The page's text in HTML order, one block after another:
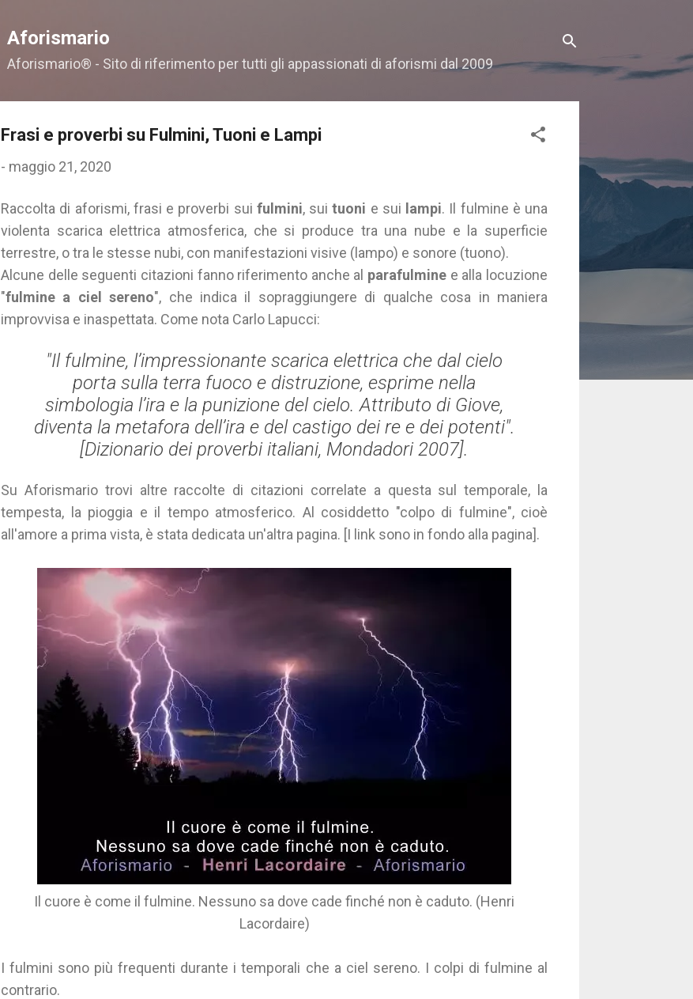
Aforismario
Aforismario® - Sito di riferimento per tutti gli appassionati di aforismi dal 2009
Frasi e proverbi su Fulmini, Tuoni e Lampi
- maggio 21, 2020
Raccolta di aforismi, frasi e proverbi sui fulmini, suituoni e sui lampi. Il fulmine è una
violenta scarica elettrica atmosferica, che si produce tra una nube e la superficie
terrestre, o tra le stesse nubi, con manifestazioni visive (lampo) e sonore (tuono).
Alcune delle seguenti citazioni fanno riferimento anche al parafulmine e alla locuzione
"fulmine a ciel sereno", che indica il sopraggiungere di qualche cosa in maniera
improvvisa e inaspettata. Come nota Carlo Lapucci:
"Il fulmine, l’impressionante scarica elettrica che dal cielo
porta sulla terra fuoco e distruzione, esprime nella
simbologia l’ira e la punizione del cielo. Attributo di Giove,
diventa la metafora dell’ira e del castigo dei re e dei potenti".
[Dizionario dei proverbi italiani, Mondadori 2007].
Su Aforismario trovi altre raccolte di citazioni correlate a questa sul temporale, la
tempesta, la pioggia e il tempo atmosferico. Al cosiddetto "colpo di fulmine", cioè
all'amore a prima vista, è stata dedicata un'altra pagina. [I link sono in fondo alla pagina].
Il cuore è come il fulmine. Nessuno sa dove cade finché non è caduto. (Henri
Lacordaire)
I fulmini sono più frequenti durante i temporali che a ciel sereno. I colpi di fulmine al
contrario.